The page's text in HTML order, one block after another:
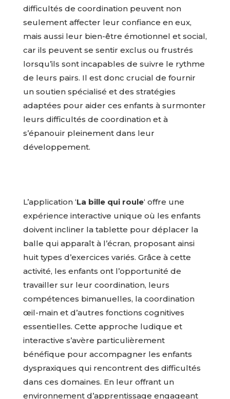
difficultés de coordination peuvent non
seulement affecter leur confiance en eux,
mais aussi leur bien-être émotionnel et social,
car ils peuvent se sentir exclus ou frustrés
lorsqu’ils sont incapables de suivre le rythme
de leurs pairs. Il est donc crucial de fournir
un soutien spécialisé et des stratégies
adaptées pour aider ces enfants à surmonter
leurs difficultés de coordination et à
s’épanouir pleinement dans leur
développement.
L’application ‘La bille qui roule‘ offre une
expérience interactive unique où les enfants
doivent incliner la tablette pour déplacer la
balle qui apparaît à l’écran, proposant ainsi
huit types d’exercices variés. Grâce à cette
activité, les enfants ont l’opportunité de
travailler sur leur coordination, leurs
compétences bimanuelles, la coordination
œil-main et d’autres fonctions cognitives
essentielles. Cette approche ludique et
interactive s’avère particulièrement
bénéfique pour accompagner les enfants
dyspraxiques qui rencontrent des difficultés
dans ces domaines. En leur offrant un
environnement d’apprentissage engageant